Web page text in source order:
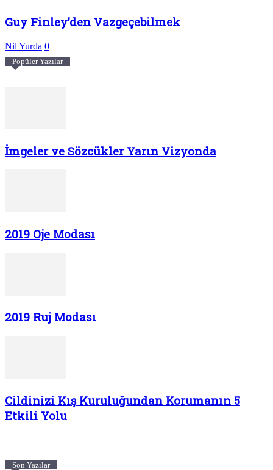
Guy Finley’den Vazgeçebilmek
Nil Yurda 0
Popüler Yazılar
İmgeler ve Sözcükler Yarın Vizyonda
2019 Oje Modası
2019 Ruj Modası
Cildinizi Kış Kuruluğundan Korumanın 5
Etkili Yolu
Son Yazılar